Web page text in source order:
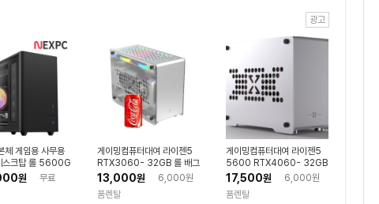
체 게임용 사무용
스크탑 롤 5600G
원
무료
게이밍컴퓨터대여 라이젠5
RTX3060- 32GB 롤 배그
사무용 PC렌탈 임대 렌트
13,000원
6,000원
품렌탈
게이밍컴퓨터대여 라이젠5
5600 RTX4060- 32GB
최신 콜오브듀티 사무용 고사
양PC렌탈 임대 렌트
17,500원
6,000원
품렌탈